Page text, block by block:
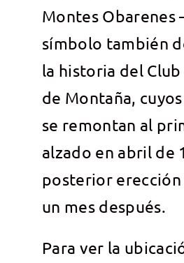
Montes
símbolo también
la historia del
de Montaña,
se remontan al
alzado en abril de
posterior erección
un mes después.
Para ver la